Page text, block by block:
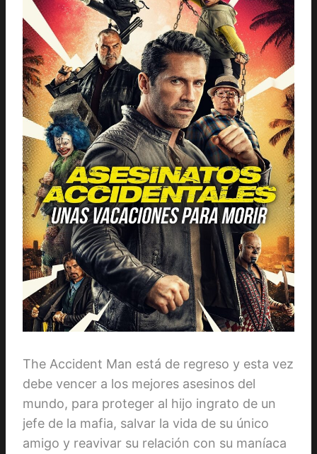
The Accident Man está de regreso y esta vez
debe vencer a los mejores asesinos del
mundo, para proteger al hijo ingrato de un
jefe de la mafia, salvar la vida de su único
amigo y reavivar su relación con su maníaca